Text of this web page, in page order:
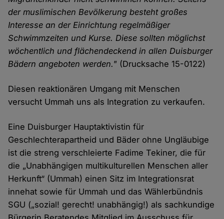
der muslimischen Bevölkerung besteht großes
Interesse an der Einrichtung regelmäßiger
Schwimmzeiten und Kurse. Diese sollten möglichst
wöchentlich und flächendeckend in allen Duisburger
Bädern angeboten werden." (Drucksache 15-0122)
Diesen reaktionären Umgang mit Menschen
versucht Ummah uns als Integration zu verkaufen.
Eine Duisburger Hauptaktivistin für
Geschlechterapartheid und Bäder ohne Ungläubige
ist die streng verschleierte Fadime Tekiner, die für
die „Unabhängigen multikulturellen Menschen aller
Herkunft“ (Ummah) einen Sitz im Integrationsrat
innehat sowie für Ummah und das Wählerbündnis
SGU („sozial! gerecht! unabhängig!) als sachkundige